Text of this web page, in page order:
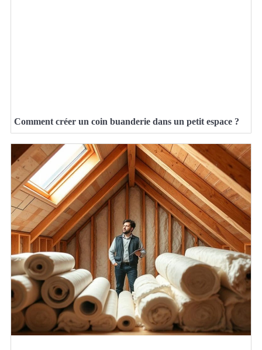
Comment créer un coin buanderie dans un petit espace ?